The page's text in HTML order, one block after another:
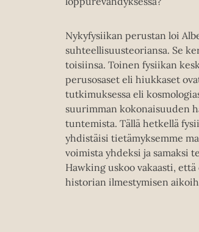
Nykyfysiikan perustan loi
suhteellisuusteoriansa. Se
toisiinsa. Toinen fysiikan
perusosaset eli hiukkaset
tutkimuksessa eli
suurimman kokonaisuuden
tuntemista. Tällä hetkellä
yhdistäisi tietämyksemme
voimista yhdeksi ja samaksi
Hawking uskoo vakaasti,
historian ilmestymisen